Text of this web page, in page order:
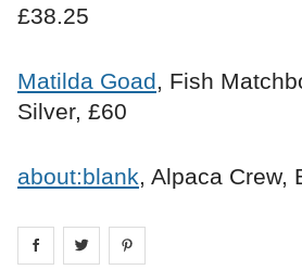
£38.25
Matilda Goad, Fish
Silver, £60
about:blank, Alpaca Crew,
Share on facebook
Share on